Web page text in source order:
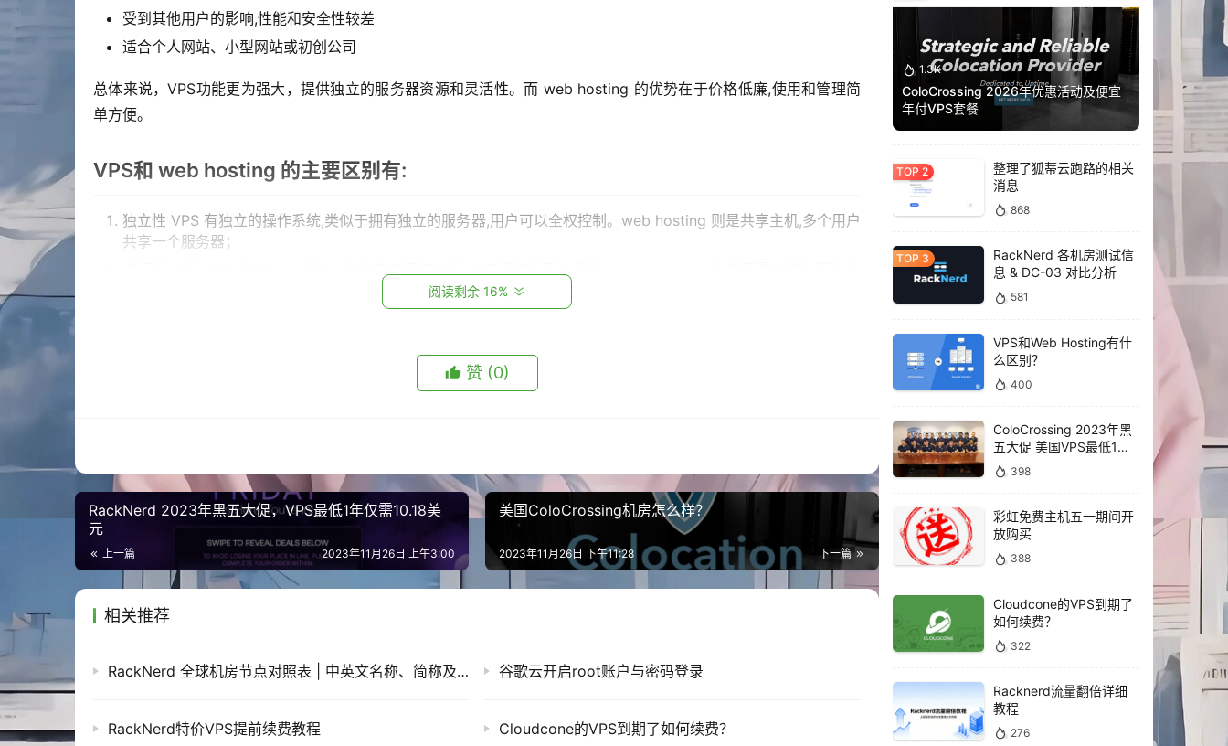
受到其他用户的影响,性能和安全性较差
适合个人网站、小型网站或初创公司
总体来说，VPS功能更为强大，提供独立的服务器资源和灵活性。而 web hosting 的优势在于价格低廉,使用和管理简
单方便。
VPS和 web hosting 的主要区别有:
独立性 VPS 有独立的操作系统,类似于拥有独立的服务器,用户可以全权控制。web hosting 则是共享主机,多个用户
共享一个服务器；
资源独占性 VPS 的CPU、内存、存储等资源可以独占,不受其他用户影响。web hosting 的资源需与其他用户共
成本 VPS 的成本相对更高一些。web hosting 的成本则较低；
总结一下，VPS提供独立和灵活的服务器环境,但需要自行管理。web hosting 使用简单成本低,但资源受限制。
阅读剩余 16%
本文链接：https://www.vpszhuji.com/45.html，转载请注明出处。
赞 (0)
RackNerd 2023年黑五大促，VPS最低1年仅需10.18美
元
上一篇 2023年11月26日 上午3:00
美国ColoCrossing机房怎么样？
下一篇
2023年11月26日 下午11:28
相关推荐
RackNerd 全球机房节点对照表 | 中英文名称、简称及评价分析 谷歌云开启root账户与密码登录
RackNerd特价VPS提前续费教程 Cloudcone的VPS到期了如何续费？
1.3K
ColoCrossing 2026年优惠活动及便宜
年付VPS套餐
整理了狐蒂云跑路的相关
消息
868
RackNerd 各机房测试信
息 & DC-03 对比分析
581
VPS和Web Hosting有什
么区别？
400
ColoCrossing 2023年黑
五大促 美国VPS最低1年
仅需10美元
398
彩虹免费主机五一期间开
放购买
388
Cloudcone的VPS到期了
如何续费？
322
Racknerd流量翻倍详细
教程
276